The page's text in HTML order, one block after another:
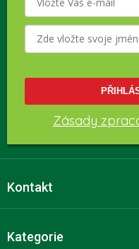
Zásady
Kontakt
Kategorie